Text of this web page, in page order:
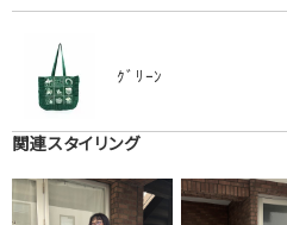
ｸﾞﾘｰﾝ
関連スタイリング